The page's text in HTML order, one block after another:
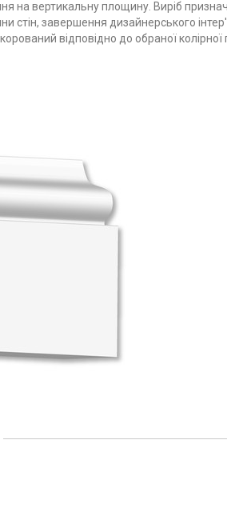
на вертикальну площину. Виріб
стін, завершення дизайнерського
відповідно до обраної